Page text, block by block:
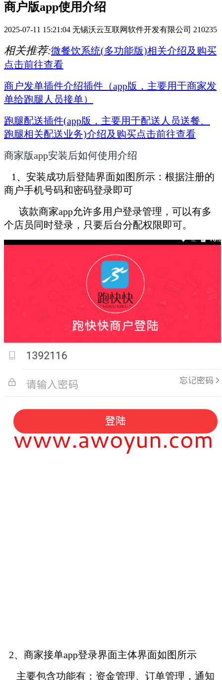
商户版app使用介绍
2025-07-11 15:21:04 无锡沃云互联网软件开发有限公司 210235
相关推荐:微餐饮系统(多功能版)相关介绍及购买
点击前往查看
商户发单插件介绍插件（app版，主要用于商家发
单给跑腿人员接单）
跑腿配送插件(app版，主要用于配送人员送餐、
跑腿相关配送业务)介绍及购买点击前往查看
商家版app安装后如何使用介绍
1、安装成功后登陆界面如图所示：根据注册的
商户手机号码和密码登录即可
该款商家app允许多用户登录管理，可以有多
个店员同时登录，只要后台分配权限即可。
2、商家接单app登录界面主体界面如图所示
主要包含功能有：资金管理、订单管理，通知